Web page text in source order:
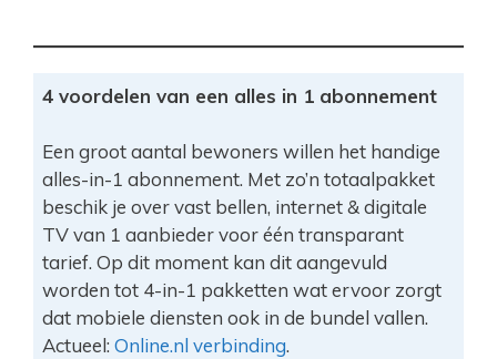
4 voordelen van een alles in 1 abonnement
Een groot aantal bewoners willen het handige
alles-in-1 abonnement. Met zo’n totaalpakket
beschik je over vast bellen, internet & digitale
TV van 1 aanbieder voor één transparant
tarief. Op dit moment kan dit aangevuld
worden tot 4-in-1 pakketten wat ervoor zorgt
dat mobiele diensten ook in de bundel vallen.
Actueel: Online.nl verbinding.